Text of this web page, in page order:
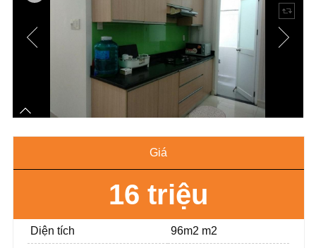
Giá
16 triệu
Diện tích 96m2 m2